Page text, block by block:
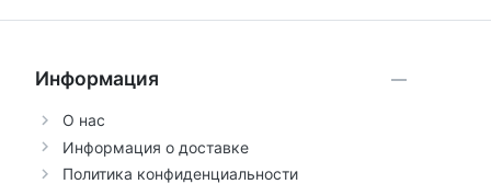
Информация
О нас
Информация о доставке
Политика конфиденциальности